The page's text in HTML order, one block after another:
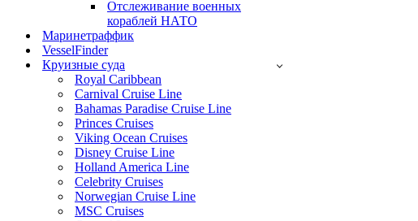
Отслеживание военных
кораблей НАТО
Маринетраффик
VesselFinder
Круизные суда
Royal Caribbean
Carnival Cruise Line
Bahamas Paradise Cruise Line
Princes Cruises
Viking Ocean Cruises
Disney Cruise Line
Holland America Line
Celebrity Cruises
Norwegian Cruise Line
MSC Cruises